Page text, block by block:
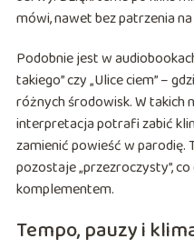
mówi, nawet bez patrzenia
Podobnie jest w
takiego” czy „Ulice ciem” –
różnych środowisk. W takich
interpretacja potrafi zabić
zamienić powieść w parodię.
pozostaje „przezroczysty”,
komplementem.
Tempo, pauzy i